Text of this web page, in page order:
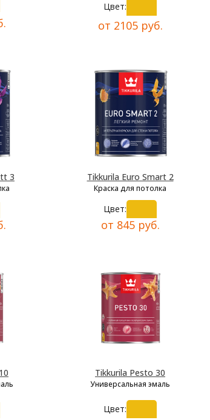
Цвет:
от 2105 руб.
3 Tikkurila Euro Smart 2
Краска для потолка
Цвет:
от 845 руб.
Tikkurila Pesto 30
Универсальная эмаль
Цвет: